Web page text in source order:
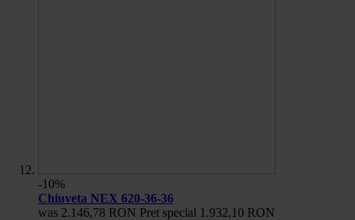
-10%
Chiuveta NEX 620-36-36
was 2.146,78 RON Pret special 1.932,10 RON